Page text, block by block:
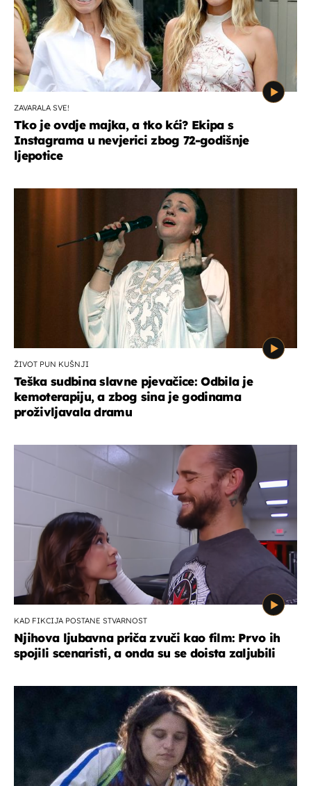
ZAVARALA SVE!
Tko je ovdje majka, a tko kći? Ekipa s
Instagrama u nevjerici zbog 72-godišnje
ljepotice
ŽIVOT PUN KUŠNJI
Teška sudbina slavne pjevačice: Odbila je
kemoterapiju, a zbog sina je godinama
proživljavala dramu
KAD FIKCIJA POSTANE STVARNOST
Njihova ljubavna priča zvuči kao film: Prvo ih
spojili scenaristi, a onda su se doista zaljubili